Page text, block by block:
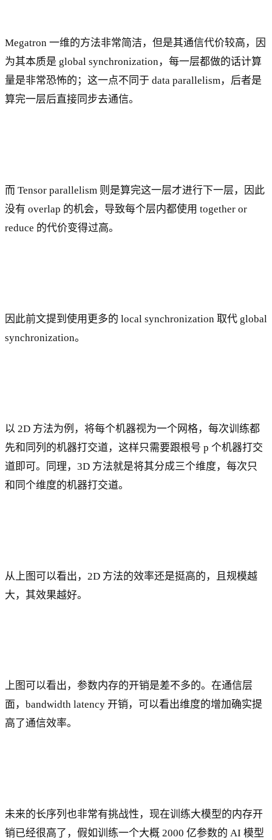
Megatron 一维的方法非常简洁，但是其通信代价较高，因
为其本质是 global synchronization，每一层都做的话计算
量是非常恐怖的；这一点不同于 data parallelism，后者是
算完一层后直接同步去通信。
而 Tensor parallelism 则是算完这一层才进行下一层，因此
没有 overlap 的机会，导致每个层内都使用 together or
reduce 的代价变得过高。
因此前文提到使用更多的 local synchronization 取代 global
synchronization。
以 2D 方法为例，将每个机器视为一个网格，每次训练都
先和同列的机器打交道，这样只需要跟根号 p 个机器打交
道即可。同理，3D 方法就是将其分成三个维度，每次只
和同个维度的机器打交道。
从上图可以看出，2D 方法的效率还是挺高的，且规模越
大，其效果越好。
上图可以看出，参数内存的开销是差不多的。在通信层
面，bandwidth latency 开销，可以看出维度的增加确实提
高了通信效率。
未来的长序列也非常有挑战性，现在训练大模型的内存开
销已经很高了，假如训练一个大概 2000 亿参数的 AI 模型